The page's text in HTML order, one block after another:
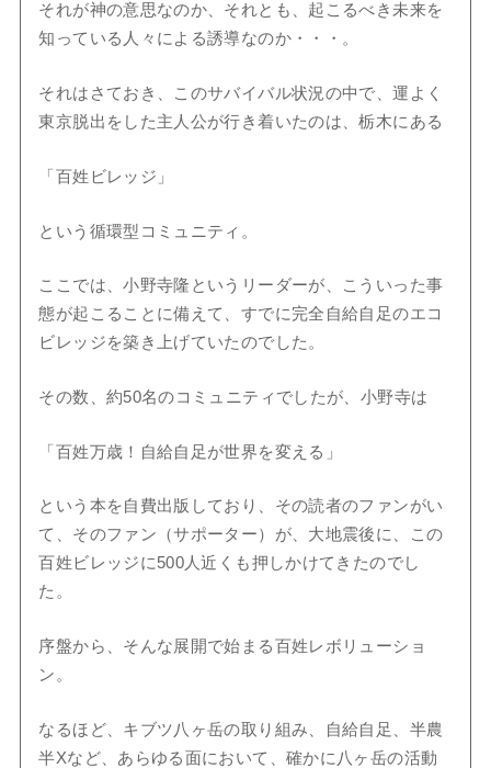
それが神の意思なのか、それとも、起こるべき未来を
知っている人々による誘導なのか・・・。
それはさておき、このサバイバル状況の中で、運よく
東京脱出をした主人公が行き着いたのは、栃木にある
「百姓ビレッジ」
という循環型コミュニティ。
ここでは、小野寺隆というリーダーが、こういった事
態が起こることに備えて、すでに完全自給自足のエコ
ビレッジを築き上げていたのでした。
その数、約50名のコミュニティでしたが、小野寺は
「百姓万歳！自給自足が世界を変える」
という本を自費出版しており、その読者のファンがい
て、そのファン（サポーター）が、大地震後に、この
百姓ビレッジに500人近くも押しかけてきたのでし
た。
序盤から、そんな展開で始まる百姓レボリューショ
ン。
なるほど、キブツ八ヶ岳の取り組み、自給自足、半農
半Xなど、あらゆる面において、確かに八ヶ岳の活動